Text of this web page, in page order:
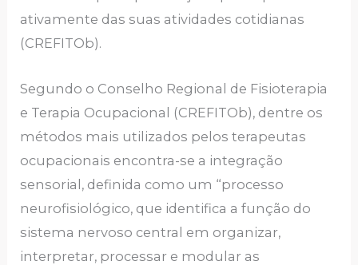
ativamente das suas atividades cotidianas
(CREFITOb).
Segundo o Conselho Regional de Fisioterapia
e Terapia Ocupacional (CREFITOb), dentre os
métodos mais utilizados pelos terapeutas
ocupacionais encontra-se a integração
sensorial, definida como um “processo
neurofisiológico, que identifica a função do
sistema nervoso central em organizar,
interpretar, processar e modular as